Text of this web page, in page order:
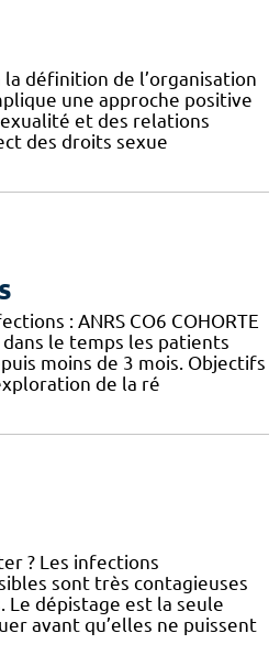
définition de l’organisation
une approche positive
et des relations
des droits sexue
: ANRS CO6 COHORTE
le temps les patients
moins de 3 mois. Objectifs
de la ré
? Les infections
sont très contagieuses
Le dépistage est la seule
avant qu’elles ne puissent